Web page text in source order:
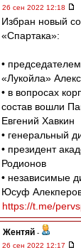
26 сен 2022 12:18
Избран новый
«Спартака»:
•
«Лукойла»
• в вопросах
состав вошли
Евгений Хавкин
• генеральный
• президент
Родионов
• независимые
Юсуф
https://t.me/
Жентяй -
26 сен 2022 12:17